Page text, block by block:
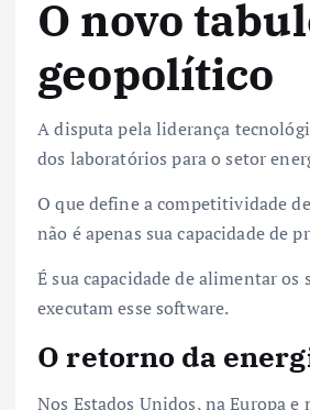
O novo
geopolítico
A disputa pela liderança
dos laboratórios para o setor
O que define a competitividade
não é apenas sua capacidade de
É sua capacidade de alimentar os
executam esse software.
O retorno da
Nos Estados Unidos, na Europa e